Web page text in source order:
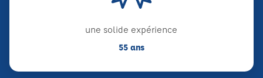
une solide expérience
55 ans